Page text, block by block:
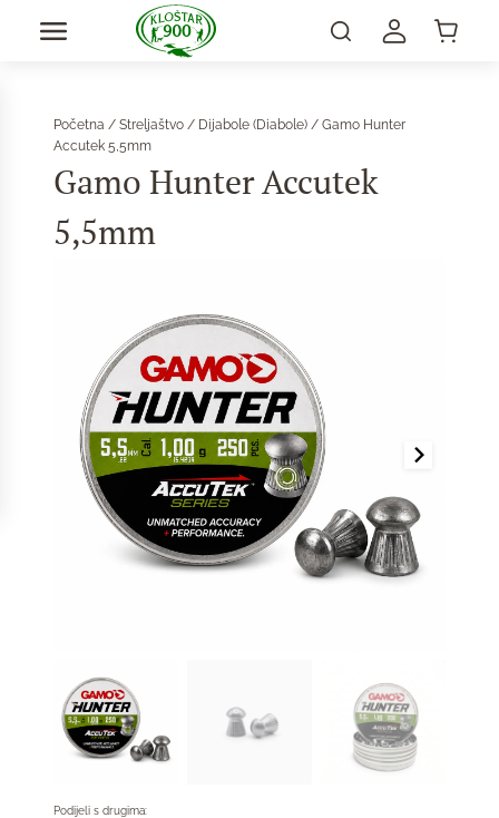
Početna / Streljaštvo / Dijabole (Diabole) / Gamo Hunter
Accutek 5,5mm
Gamo Hunter Accutek
5,5mm
Podijeli s drugima: